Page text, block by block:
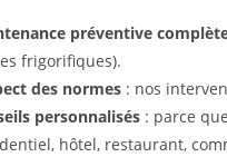
préventive
frigorifiques).
des normes : nos
personnalisés : parce
hôtel, restaurant,